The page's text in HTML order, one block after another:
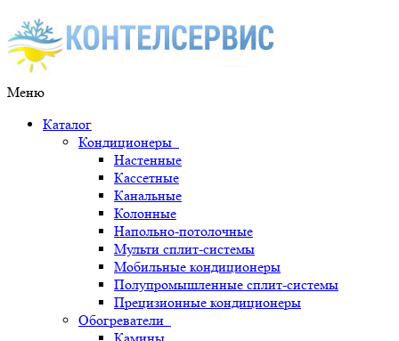
Меню
Каталог
Кондиционеры
Настенные
Кассетные
Канальные
Колонные
Напольно-потолочные
Мульти сплит-системы
Мобильные кондиционеры
Полупромышленные сплит-системы
Прецизионные кондиционеры
Обогреватели